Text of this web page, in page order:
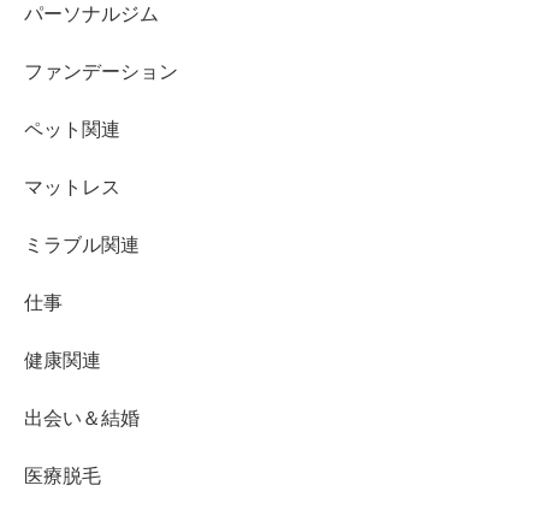
パーソナルジム
ファンデーション
ペット関連
マットレス
ミラブル関連
仕事
健康関連
出会い＆結婚
医療脱毛